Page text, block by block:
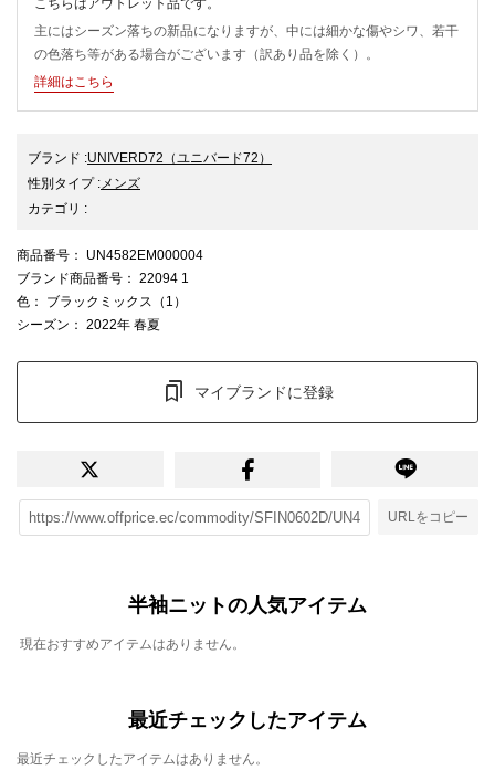
こちらはアウトレット品です。
主にはシーズン落ちの新品になりますが、中には細かな傷やシワ、若干
の色落ち等がある場合がございます（訳あり品を除く）。
詳細はこちら
ブランド :UNIVERD72 （ユニバード72）
性別タイプ:メンズ
カテゴリ :
商品番号 ： UN4582EM000004
ブランド商品番号 ： 22094 1
色 ： ブラックミックス（1）
シーズン ： 2022年 春夏
マイブランドに登録
URLをコピー
半袖ニットの人気アイテム
現在おすすめアイテムはありません。
最近チェックしたアイテム
最近チェックしたアイテムはありません。